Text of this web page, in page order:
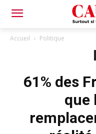
Accueil Politique
61% des
que